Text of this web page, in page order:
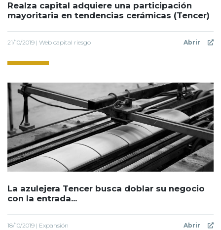
Realza capital adquiere una participación
mayoritaria en tendencias cerámicas (Tencer)
21/10/2019 | Web capital riesgo Abrir
La azulejera Tencer busca doblar su negocio
con la entrada...
18/10/2019 | Expansión Abrir